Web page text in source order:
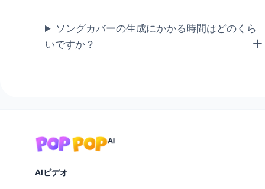
ソングカバーの生成にかかる時間はどのくら
いですか？
AIビデオ